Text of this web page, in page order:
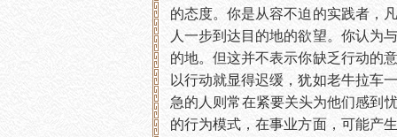
的态度。你是从容不迫的实践者，
人一步到达目的地的欲望。你认为
的地。但这并不表示你缺乏行动的
以行动就显得迟缓，犹如老牛拉车
急的人则常在紧要关头为他们感到
的行为模式，在事业方面，可能产